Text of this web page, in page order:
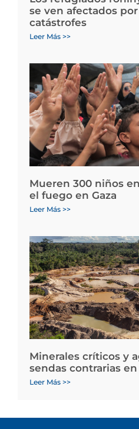
se ven afectados
catástrofes
Leer Más >>
Mueren 300 niños
el fuego en Gaza
Leer Más >>
Minerales críticos y
sendas contrarias
Leer Más >>